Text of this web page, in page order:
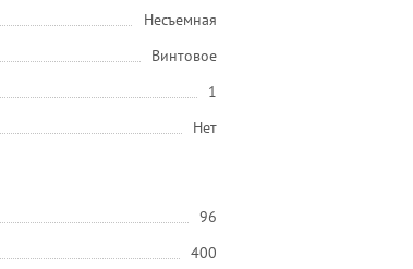
Несъемная
Винтовое
1
Нет
96
400